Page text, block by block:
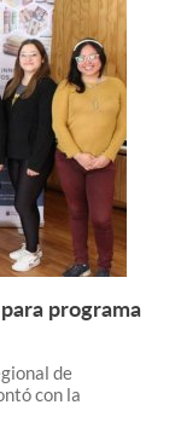
más +
programa
de
con la